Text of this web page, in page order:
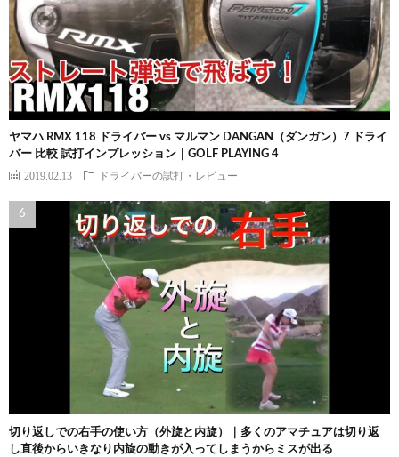
ヤマハ RMX 118 ドライバー vs マルマン DANGAN（ダンガン）7 ドライ
バー 比較 試打インプレッション｜GOLF PLAYING 4
2019.02.13 ドライバーの試打・レビュー
切り返しでの右手の使い方（外旋と内旋）｜多くのアマチュアは切り返
し直後からいきなり内旋の動きが入ってしまうからミスが出る